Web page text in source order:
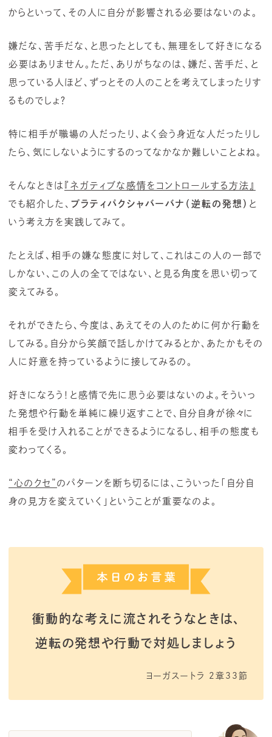
からといって、その人に自分が影響される必要はないのよ。
嫌だな、苦手だな、と思ったとしても、無理をして好きになる
必要はありません。ただ、ありがちなのは、嫌だ、苦手だ、と
思っている人ほど、ずっとその人のことを考えてしまったりす
るものでしょ？
特に相手が職場の人だったり、よく会う身近な人だったりし
たら、気にしないようにするのってなかなか難しいことよね。
そんなときは 『ネガティブな感情をコントロールする方法』
でも紹介した、 プラティパクシャバーバナ（逆転の発想） と
いう考え方を実践してみて。
たとえば、相手の嫌な態度に対して、これはこの人の一部で
しかない、この人の全てではない、と見る角度を思い切って
変えてみる。
それができたら、今度は、あえてその人のために何か行動を
してみる。自分から笑顔で話しかけてみるとか、あたかもその
人に好意を持っているように接してみるの。
好きになろう！と感情で先に思う必要はないのよ。そういっ
た発想や行動を単純に繰り返すことで、自分自身が徐々に
相手を受け入れることができるようになるし、相手の態度も
変わってくる。
“心のクセ” のパターンを断ち切るには、こういった「自分自
身の見方を変えていく」ということが重要なのよ。
衝動的な考えに流されそうなときは、
逆転の発想や行動で対処しましょう
ヨーガスートラ 2章33節